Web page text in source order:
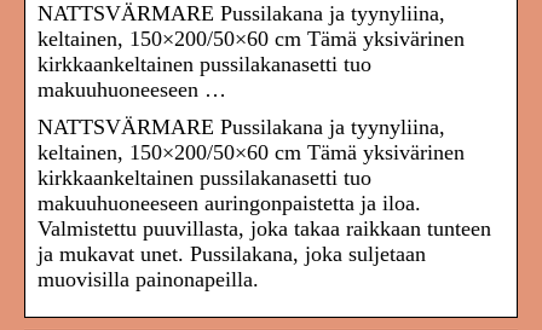
NATTSVÄRMARE Pussilakana ja tyynyliina,
keltainen, 150×200/50×60 cm Tämä yksivärinen
kirkkaankeltainen pussilakanasetti tuo
makuuhuoneeseen …
NATTSVÄRMARE Pussilakana ja tyynyliina,
keltainen, 150×200/50×60 cm Tämä yksivärinen
kirkkaankeltainen pussilakanasetti tuo
makuuhuoneeseen auringonpaistetta ja iloa.
Valmistettu puuvillasta, joka takaa raikkaan tunteen
ja mukavat unet. Pussilakana, joka suljetaan
muovisilla painonapeilla.